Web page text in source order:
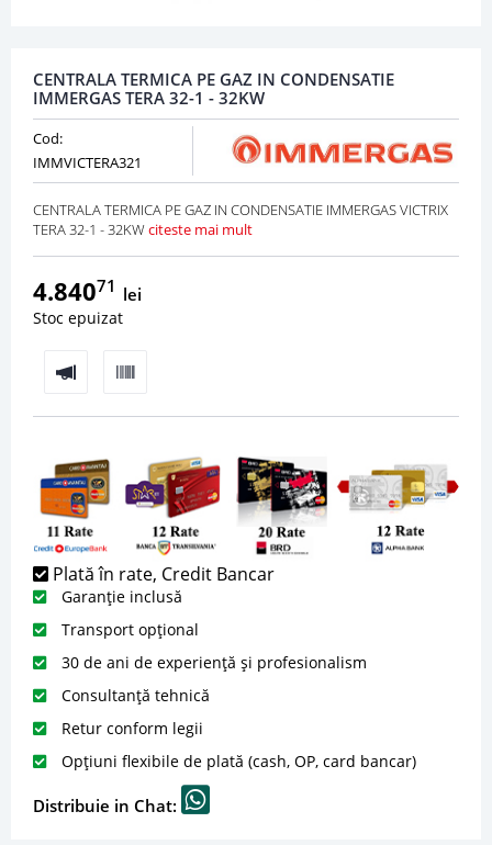
CENTRALA TERMICA PE GAZ IN CONDENSATIE
IMMERGAS TERA 32-1 - 32KW
Cod:
IMMVICTERA321
CENTRALA TERMICA PE GAZ IN CONDENSATIE IMMERGAS VICTRIX
TERA 32-1 - 32KWciteste mai mult
4.84071 lei
Stoc epuizat
Plată în rate, Credit Bancar
Garanție inclusă
Transport opțional
30 de ani de experiență și profesionalism
Consultanță tehnică
Retur conform legii
Opțiuni flexibile de plată (cash, OP, card bancar)
Distribuie in Chat: